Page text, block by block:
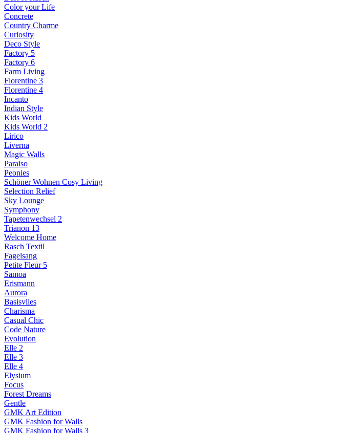
Color your Life
Concrete
Country Charme
Curiosity
Deco Style
Factory 5
Factory 6
Farm Living
Florentine 3
Florentine 4
Incanto
Indian Style
Kids World
Kids World 2
Lirico
Liverna
Magic Walls
Paraiso
Peonies
Schöner Wohnen Cosy Living
Selection Relief
Sky Lounge
Symphony
Tapetenwechsel 2
Trianon 13
Welcome Home
Rasch Textil
Fagelsang
Petite Fleur 5
Samoa
Erismann
Aurora
Basisvlies
Charisma
Casual Chic
Code Nature
Evolution
Elle 2
Elle 3
Elle 4
Elysium
Focus
Forest Dreams
Gentle
GMK Art Edition
GMK Fashion for Walls
GMK Fashion for Walls 3